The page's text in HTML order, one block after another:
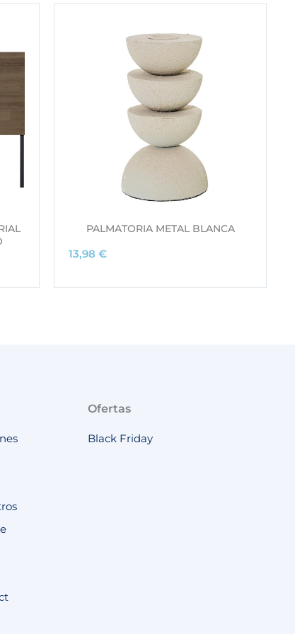
PALMATORIA METAL BLANCA
13,98 €
Ofertas
Black Friday